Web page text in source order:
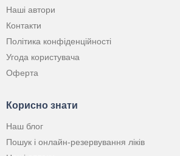
Наші автори
Контакти
Політика конфіденційності
Угода користувача
Оферта
Корисно знати
Наш блог
Пошук і онлайн-резервування ліків